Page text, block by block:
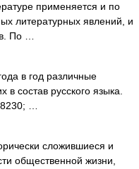
применяется и по
литературных явлений, и
По …
в год различные
состав русского языка.
…
сложившиеся и
общественной жизни,